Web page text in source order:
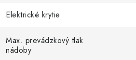
Elektrické krytie
Max. prevádzkový tlak
nádoby